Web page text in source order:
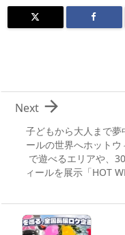
子どもから大人まで夢
ールの世界へホット
で遊べるエリアや、
ィールを展示「HOT

Next